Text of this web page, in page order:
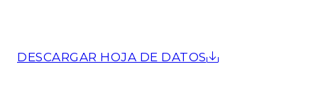
DESCARGAR HOJA DE DATOS